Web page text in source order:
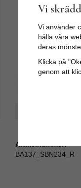
Artikelnummer:
BA137_SBN234_R
Vi
Vi använder
hålla våra
deras
Klicka på
genom att